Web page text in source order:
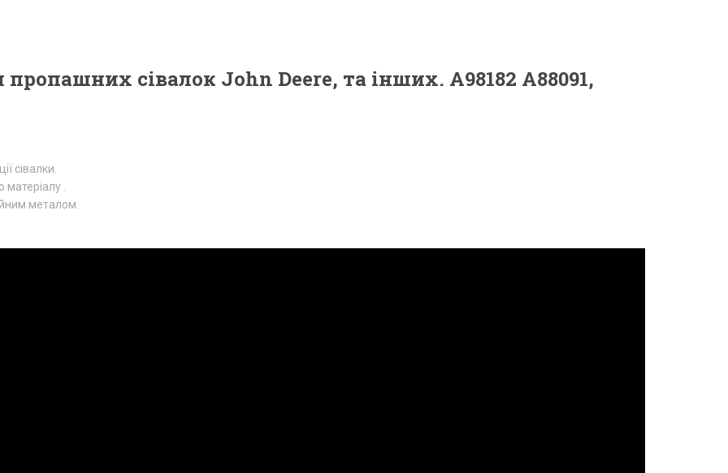
сівалок John Deere, та інших. A98182 A88091,
сівалки.
.
металом.